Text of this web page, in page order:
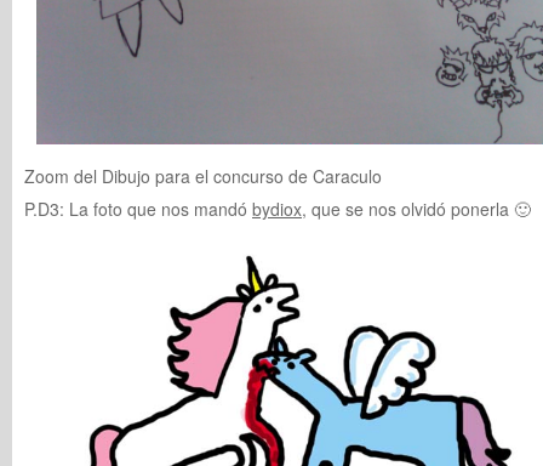
Zoom del Dibujo para el concurso de Caraculo
P.D3: La foto que nos mandó bydiox, que se nos olvidó ponerla 🙂